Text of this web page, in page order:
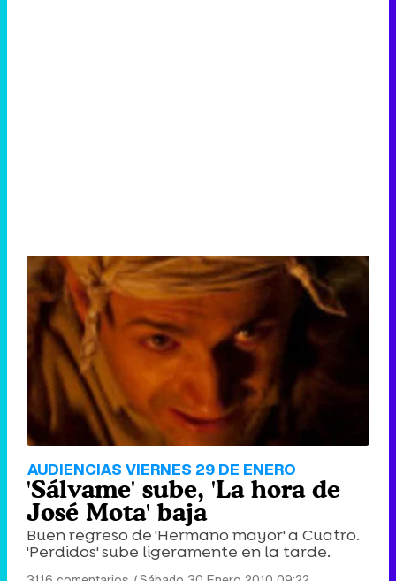
AUDIENCIAS VIERNES 29 DE ENERO
'Sálvame' sube, 'La hora de
José Mota' baja
Buen regreso de 'Hermano mayor' a Cuatro.
'Perdidos' sube ligeramente en la tarde.